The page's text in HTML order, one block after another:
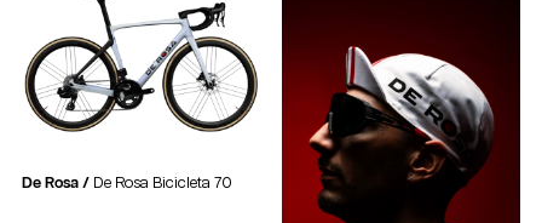
De Rosa / De Rosa Bicicleta 70